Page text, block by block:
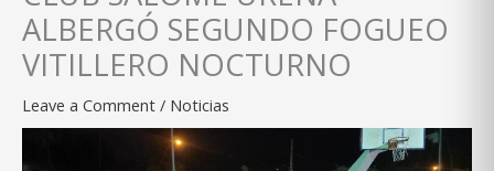
ALBERGÓ SEGUNDO FOGUEO
VITILLERO NOCTURNO
Leave a Comment / Noticias